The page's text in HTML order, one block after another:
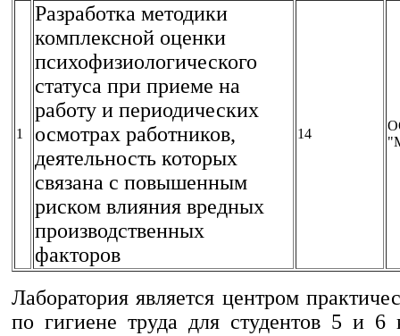
1
Разработка методики
комплексной оценки
психофизиологического
статуса при приеме на
работу и периодических
осмотрах работников,
деятельность которых
связана с повышенным
риском влияния вредных
производственных
факторов
14
Лаборатория является центром
по гигиене труда для студентов 5 и 6